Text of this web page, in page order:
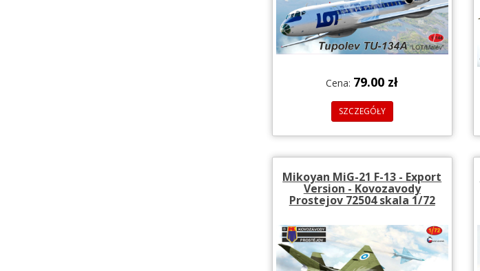
Cena: 79.00 zł
SZCZEGÓŁY
Mikoyan MiG-21 F-13 - Export
Version - Kovozavody
Prostejov 72504 skala 1/72